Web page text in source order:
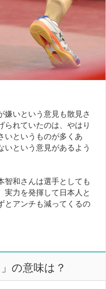
嫌いという意見も散見さ
れていたのは、やはり
いというものが多くあ
いという意見があるよう
智和さんは選手としても
実力を発揮して日本人と
とアンチも減ってくるの
の意味は？